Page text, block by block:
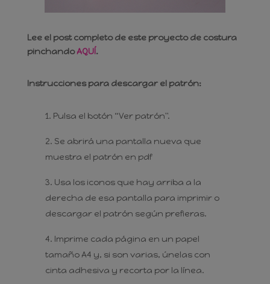
Lee el post completo de este proyecto de costura
pinchandoAQUÍ.
Instrucciones para descargar el patrón:
Pulsa el botón “Ver patrón".
Se abrirá una pantalla nueva que
muestra el patrón en pdf
Usa los iconos que hay arriba a la
derecha de esa pantalla para imprimir o
descargar el patrón según prefieras.
Imprime cada página en un papel
tamaño A4 y, si son varias, únelas con
cinta adhesiva y recorta por la línea.